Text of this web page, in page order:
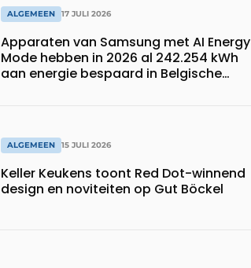
ALGEMEEN 17 JULI 2026
Apparaten van Samsung met AI Energy
Mode hebben in 2026 al 242.254 kWh
aan energie bespaard in Belgische
ALGEMEEN 15 JULI 2026
Keller Keukens toont Red Dot-winnend
design en noviteiten op Gut Böckel